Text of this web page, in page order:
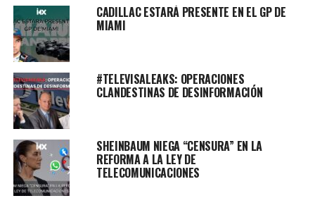
CADILLAC ESTARÁ PRESENTE EN EL GP DE
MIAMI
#TELEVISALEAKS: OPERACIONES
CLANDESTINAS DE DESINFORMACIÓN
SHEINBAUM NIEGA “CENSURA” EN LA
REFORMA A LA LEY DE
TELECOMUNICACIONES